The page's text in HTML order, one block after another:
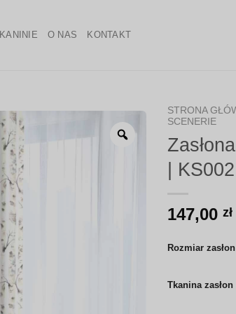
O NAS KONTAKT
Zoom
STRONA
SCENERIE
| KS002
147,00 zł
Rozmiar zasłon
Tkanina zasłon